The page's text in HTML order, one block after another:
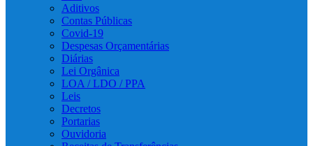
Aditivos
Contas Públicas
Covid-19
Despesas Orçamentárias
Diárias
Lei Orgânica
LOA / LDO / PPA
Leis
Decretos
Portarias
Ouvidoria